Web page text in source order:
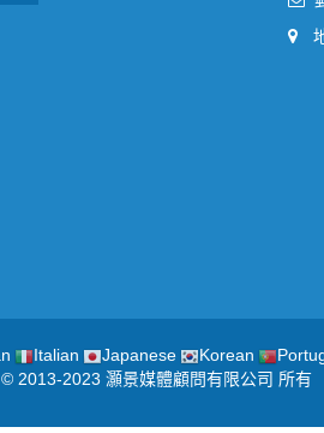
Italian Japanese Korean
2013-2023 灝景媒體顧問有限公司 所有